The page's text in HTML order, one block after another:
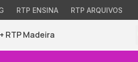
RTP ENSINA RTP ARQUIVOS
+ RTP Madeira